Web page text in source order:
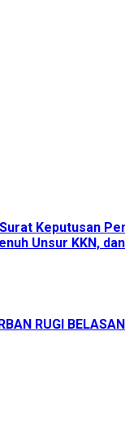
Keputusan
Unsur KKN,
RUGI